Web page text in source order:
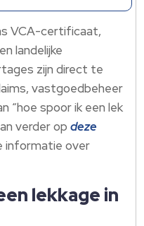
VCA-certificaat,
landelijke
zijn direct te
vastgoedbeheer
“hoe spoor ik een lek
verder opdeze
informatie over
lekkage in